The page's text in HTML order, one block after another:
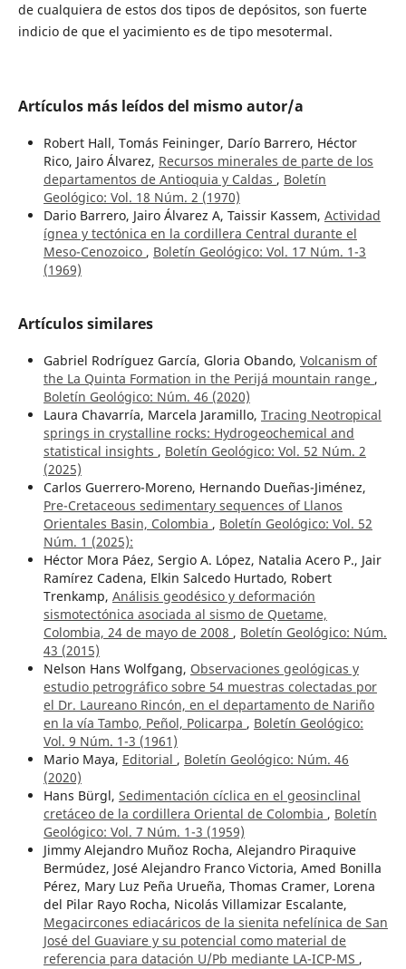
de cualquiera de estos dos tipos de depósitos, son fuerte
indicio de que el yacimiento es de tipo mesotermal.
Artículos más leídos del mismo autor/a
Robert Hall, Tomás Feininger, Darío Barrero, Héctor
Rico, Jairo Álvarez, Recursos minerales de parte de los
departamentos de Antioquia y Caldas , Boletín
Geológico: Vol. 18 Núm. 2 (1970)
Dario Barrero, Jairo Álvarez A, Taissir Kassem, Actividad
ígnea y tectónica en la cordillera Central durante el
Meso-Cenozoico , Boletín Geológico: Vol. 17 Núm. 1-3
(1969)
Artículos similares
Gabriel Rodríguez García, Gloria Obando, Volcanism of
the La Quinta Formation in the Perijá mountain range ,
Boletín Geológico: Núm. 46 (2020)
Laura Chavarría, Marcela Jaramillo, Tracing Neotropical
springs in crystalline rocks: Hydrogeochemical and
statistical insights , Boletín Geológico: Vol. 52 Núm. 2
(2025)
Carlos Guerrero-Moreno, Hernando Dueñas-Jiménez,
Pre-Cretaceous sedimentary sequences of Llanos
Orientales Basin, Colombia , Boletín Geológico: Vol. 52
Núm. 1 (2025):
Héctor Mora Páez, Sergio A. López, Natalia Acero P., Jair
Ramírez Cadena, Elkin Salcedo Hurtado, Robert
Trenkamp, Análisis geodésico y deformación
sismotectónica asociada al sismo de Quetame,
Colombia, 24 de mayo de 2008 , Boletín Geológico: Núm.
43 (2015)
Nelson Hans Wolfgang, Observaciones geológicas y
estudio petrográfico sobre 54 muestras colectadas por
el Dr. Laureano Rincón, en el departamento de Nariño
en la vía Tambo, Peñol, Policarpa , Boletín Geológico:
Vol. 9 Núm. 1-3 (1961)
Mario Maya, Editorial , Boletín Geológico: Núm. 46
(2020)
Hans Bürgl, Sedimentación cíclica en el geosinclinal
cretáceo de la cordillera Oriental de Colombia , Boletín
Geológico: Vol. 7 Núm. 1-3 (1959)
Jimmy Alejandro Muñoz Rocha, Alejandro Piraquive
Bermúdez, José Alejandro Franco Victoria, Amed Bonilla
Pérez, Mary Luz Peña Urueña, Thomas Cramer, Lorena
del Pilar Rayo Rocha, Nicolás Villamizar Escalante,
Megacircones ediacáricos de la sienita nefelínica de San
José del Guaviare y su potencial como material de
referencia para datación U/Pb mediante LA-ICP-MS ,